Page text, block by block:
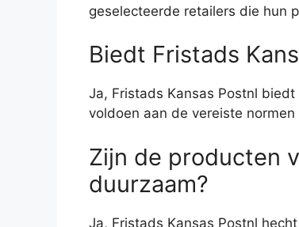
geselecteerde retailers die hun
Biedt Fristads
Ja, Fristads Kansas Postnl
voldoen aan de vereiste normen
Zijn de producten
duurzaam?
Ja, Fristads Kansas Postnl